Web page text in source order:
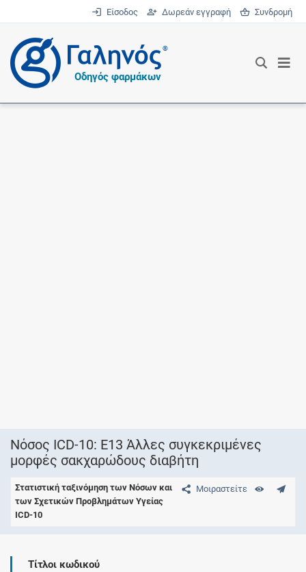
Είσοδος Δωρεάν εγγραφή Συνδρομή
®
Οδηγός φαρμάκων
Νόσος ICD-10: E13 Άλλες συγκεκριμένες
μορφές σακχαρώδους διαβήτη
Μοιραστείτε
Στατιστική ταξινόμηση των Νόσων και
των Σχετικών Προβλημάτων Υγείας
ICD-10
Τίτλοι κωδικού